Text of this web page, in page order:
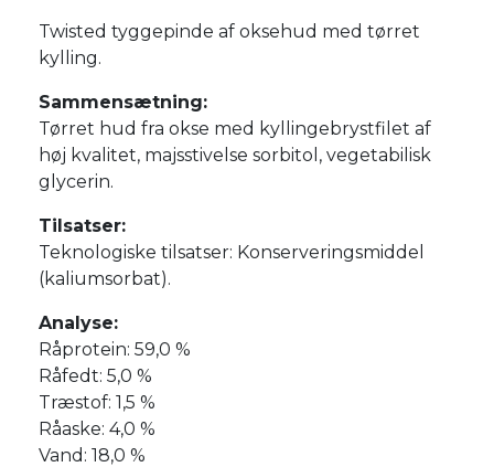
Twisted tyggepinde af oksehud med tørret
kylling.
Sammensætning:
Tørret hud fra okse med kyllingebrystfilet af
høj kvalitet, majsstivelse sorbitol, vegetabilisk
glycerin.
Tilsatser:
Teknologiske tilsatser: Konserveringsmiddel
(kaliumsorbat).
Analyse:
Råprotein: 59,0 %
Råfedt: 5,0 %
Træstof: 1,5 %
Råaske: 4,0 %
Vand: 18,0 %